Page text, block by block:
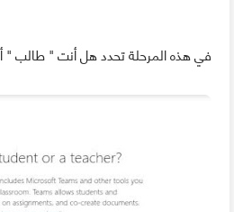
في هذه المرحلة تحدد هل أنت " طالب